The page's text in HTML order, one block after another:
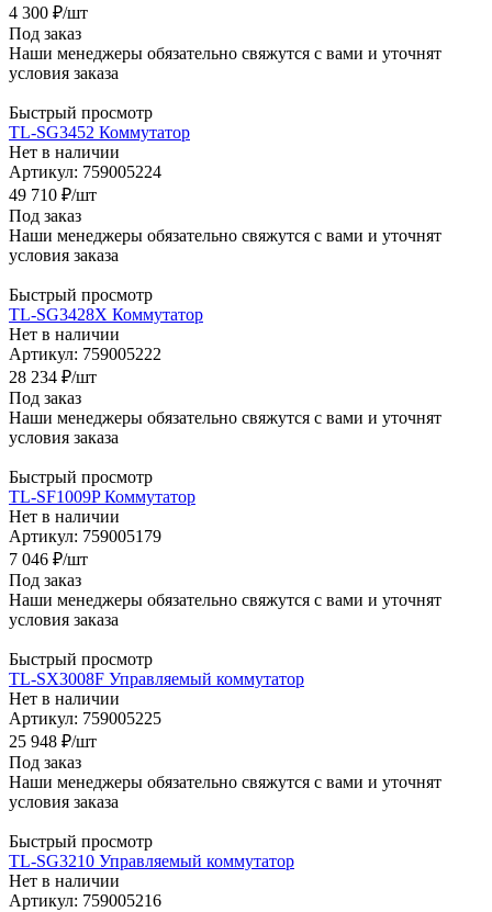
4 300 ₽/шт
Под заказ
Наши менеджеры обязательно свяжутся с вами и уточнят
условия заказа
Быстрый просмотр
TL-SG3452 Коммутатор
Нет в наличии
Артикул: 759005224
49 710 ₽/шт
Под заказ
Наши менеджеры обязательно свяжутся с вами и уточнят
условия заказа
Быстрый просмотр
TL-SG3428X Коммутатор
Нет в наличии
Артикул: 759005222
28 234 ₽/шт
Под заказ
Наши менеджеры обязательно свяжутся с вами и уточнят
условия заказа
Быстрый просмотр
TL-SF1009P Коммутатор
Нет в наличии
Артикул: 759005179
7 046 ₽/шт
Под заказ
Наши менеджеры обязательно свяжутся с вами и уточнят
условия заказа
Быстрый просмотр
TL-SX3008F Управляемый коммутатор
Нет в наличии
Артикул: 759005225
25 948 ₽/шт
Под заказ
Наши менеджеры обязательно свяжутся с вами и уточнят
условия заказа
Быстрый просмотр
TL-SG3210 Управляемый коммутатор
Нет в наличии
Артикул: 759005216